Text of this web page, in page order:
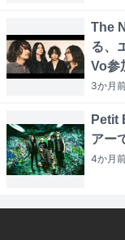
The
る、
Vo参
3か月
Petit
アー
4か月